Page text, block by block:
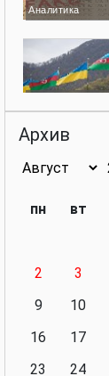
Аналитика
Политика
Архив
пн вт
2
3
9
10
16
17
23
24